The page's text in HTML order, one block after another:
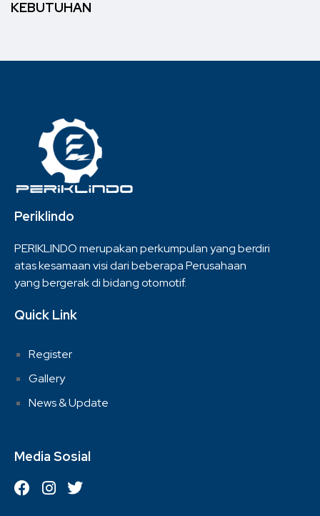
KEBUTUHAN
Periklindo
PERIKLINDO merupakan perkumpulan yang berdiri
atas kesamaan visi dari beberapa Perusahaan
yang bergerak di bidang otomotif.
Quick Link
Register
Gallery
News & Update
Media Sosial